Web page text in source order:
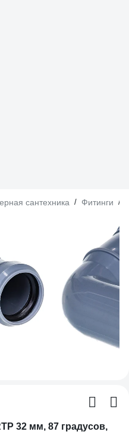
сантехника / Фитинги /
32 мм, 87 градусов,